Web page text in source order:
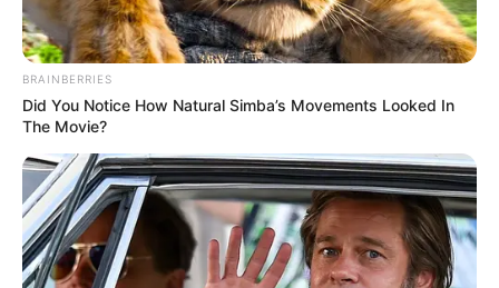
BRAINBERRIES
Did You Notice How Natural Simba’s Movements Looked In
The Movie?